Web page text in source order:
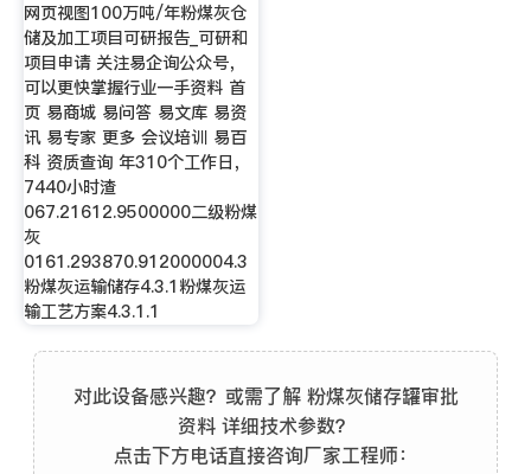
网页视图100万吨/年粉煤灰仓
储及加工项目可研报告_可研和
项目申请 关注易企询公众号，
可以更快掌握行业一手资料 首
页 易商城 易问答 易文库 易资
讯 易专家 更多 会议培训 易百
科 资质查询 年310个工作日，
7440小时渣
067.21612.9500000二级粉煤
灰
0161.293870.912000004.3
粉煤灰运输储存4.3.1粉煤灰运
输工艺方案4.3.1.1
对此设备感兴趣？或需了解 粉煤灰储存罐审批
资料 详细技术参数？
点击下方电话直接咨询厂家工程师：